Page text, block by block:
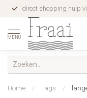
direct shopping hulp
MENU
Home / Tags /